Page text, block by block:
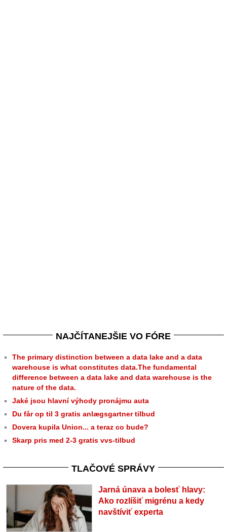
NAJČÍTANEJŠIE VO FÓRE
The primary distinction between a data lake and a data
warehouse is what constitutes data.The fundamental
difference between a data lake and data warehouse is the
nature of the data.
Jaké jsou hlavní výhody pronájmu auta
Du får op til 3 gratis anlægsgartner tilbud
Dovera kupila Union... a teraz co bude?
Skarp pris med 2-3 gratis vvs-tilbud
TLAČOVÉ SPRÁVY
Jarná únava a bolesť hlavy:
Ako rozlíšiť migrénu a kedy
navštíviť experta